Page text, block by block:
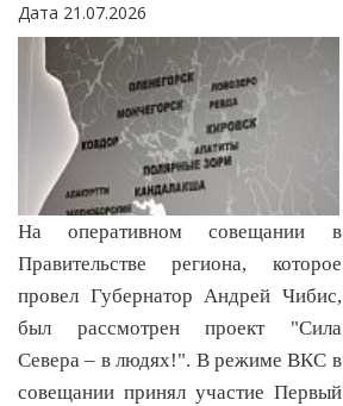
Дата 21.07.2026
На оперативном совещании в
Правительстве региона, которое
провел Губернатор Андрей Чибис,
был рассмотрен проект "Сила
Севера – в людях!". В режиме ВКС в
совещании принял участие Первый